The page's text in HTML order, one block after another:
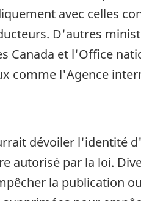
avec celles
D'autres
Canada et l'Office
comme l'Agence
dévoiler l'identité
autorisé par la loi.
la publication